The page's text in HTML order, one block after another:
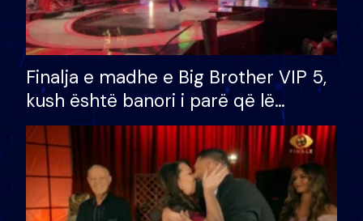
Finalja e madhe e Big Brother VIP 5,
kush është banori i parë që lë
shtëpinë dhe humb mundësinë për
të fituar çmimin e madh